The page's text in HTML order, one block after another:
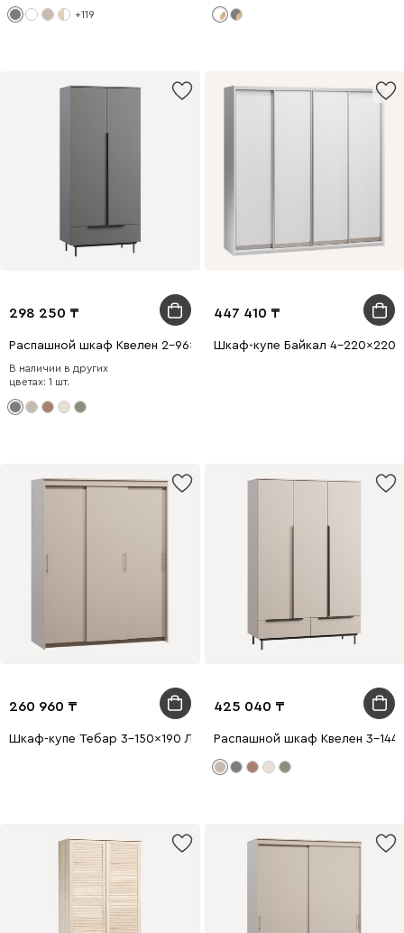
+119
298 250
Распашной шкаф Квелен 2-96x220 Графитовый
В наличии в других
цветах: 1 шт.
447 410
Шкаф-купе Байкал 4-220x220
260 960
Шкаф-купе Тебар 3-150x190 Латте без зеркал
425 040
Распашной шкаф Квелен 3-